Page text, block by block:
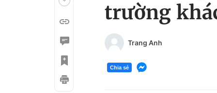
trường
Trang Anh
Chia sẻ